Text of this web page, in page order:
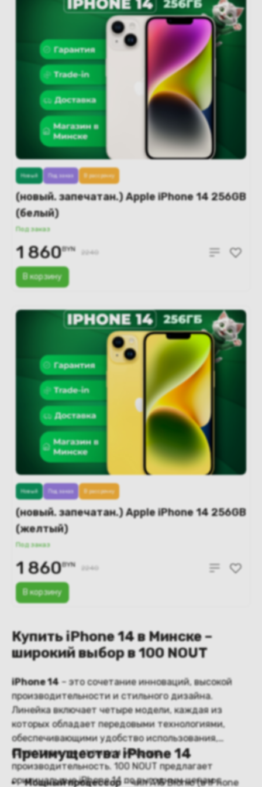
(новый. запечатан.) Apple iPhone 14 256GB
(белый)
Под заказ
В корзину
Новый Под заказ В рассрочку
1 860BYN 2240
(новый. запечатан.) Apple iPhone 14 256GB
(желтый)
Под заказ
В корзину
Новый Под заказ В рассрочку
1 860BYN 2240
Купить iPhone 14 в Минске –
широкий выбор в 100 NOUT
iPhone 14 – это сочетание инноваций, высокой
производительности и стильного дизайна.
Линейка включает четыре модели, каждая из
которых обладает передовыми технологиями,
обеспечивающими удобство использования,
качественную съемку и мощную
производительность. 100 NOUT предлагает
оригинальные iPhone 14 по выгодным ценам с
Преимущества iPhone 14
Мощный процессор– чип A15 Bionic (в iPhone